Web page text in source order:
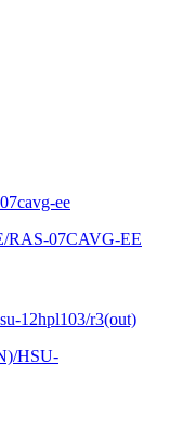
RAS-07CAVG-EE
HSU-